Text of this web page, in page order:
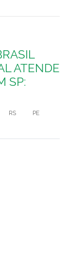
ATENDE
SP:
RS PE